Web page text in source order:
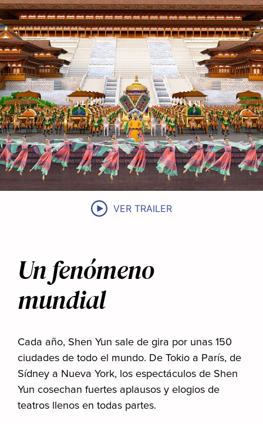
VER TRAILER
Un fenómeno
mundial
Cada año, Shen Yun sale de gira por unas 150
ciudades de todo el mundo. De Tokio a París, de
Sídney a Nueva York, los espectáculos de Shen
Yun cosechan fuertes aplausos y elogios de
teatros llenos en todas partes.